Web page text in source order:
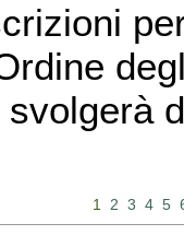
1 2 3 4 5